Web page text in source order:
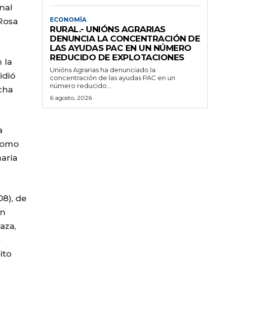
la
de
ECONOMÍA
RURAL.- UNIÓNS AGRARIAS
DENUNCIA LA CONCENTRACIÓN DE
LAS AYUDAS PAC EN UN NÚMERO
REDUCIDO DE EXPLOTACIONES
Unións Agrarias ha denunciado la
concentración de las ayudas PAC en un
número reducido...
6 agosto, 2026